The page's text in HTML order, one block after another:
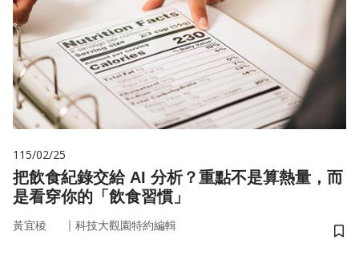
115/02/25
把飲食紀錄交給 AI 分析？重點不是算熱量，而
是看穿你的「飲食習慣」
黃宜稜 ｜ 科技大觀園特約編輯
儲